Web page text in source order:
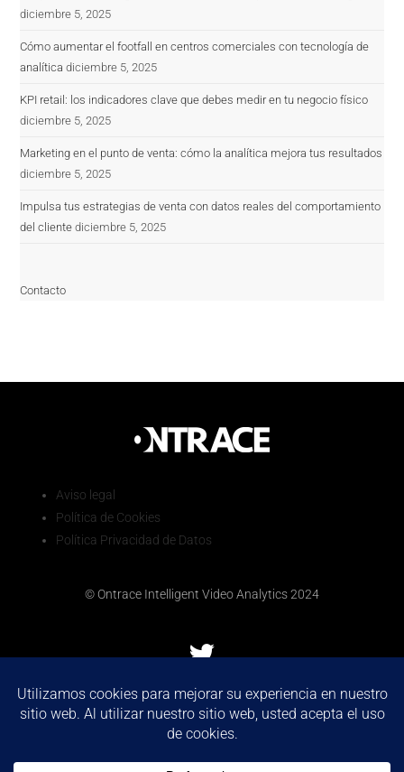
diciembre 5, 2025
Cómo aumentar el footfall en centros comerciales con tecnología de
analítica diciembre 5, 2025
KPI retail: los indicadores clave que debes medir en tu negocio físico
diciembre 5, 2025
Marketing en el punto de venta: cómo la analítica mejora tus resultados
diciembre 5, 2025
Impulsa tus estrategias de venta con datos reales del comportamiento
del cliente diciembre 5, 2025
Contacto
Aviso legal
Política de Cookies
Política Privacidad de Datos
© Ontrace Intelligent Video Analytics 2024